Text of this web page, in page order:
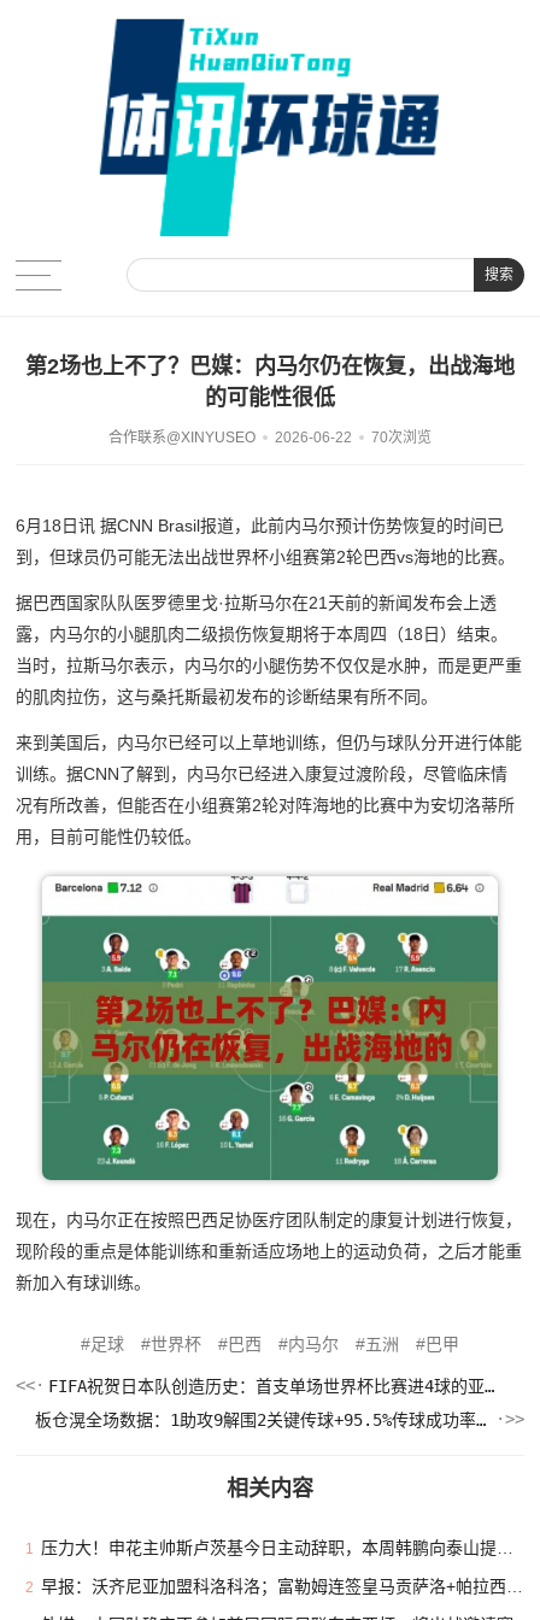
搜索
第2场也上不了？巴媒：内马尔仍在恢复，出战海地
的可能性很低
合作联系@XINYUSEO 2026-06-22 70次浏览
6月18日讯 据CNN Brasil报道，此前内马尔预计伤势恢复的时间已
到，但球员仍可能无法出战世界杯小组赛第2轮巴西vs海地的比赛。
据巴西国家队队医罗德里戈·拉斯马尔在21天前的新闻发布会上透
露，内马尔的小腿肌肉二级损伤恢复期将于本周四（18日）结束。
当时，拉斯马尔表示，内马尔的小腿伤势不仅仅是水肿，而是更严重
的肌肉拉伤，这与桑托斯最初发布的诊断结果有所不同。
来到美国后，内马尔已经可以上草地训练，但仍与球队分开进行体能
训练。据CNN了解到，内马尔已经进入康复过渡阶段，尽管临床情
况有所改善，但能否在小组赛第2轮对阵海地的比赛中为安切洛蒂所
用，目前可能性仍较低。
现在，内马尔正在按照巴西足协医疗团队制定的康复计划进行恢复，
现阶段的重点是体能训练和重新适应场地上的运动负荷，之后才能重
新加入有球训练。
足球 世界杯 巴西 内马尔 五洲 巴甲
FIFA祝贺日本队创造历史：首支单场世界杯比赛进4球的亚洲球队
板仓滉全场数据：1助攻9解围2关键传球+95.5%传球成功率，评分7.9
相关内容
1 压力大！申花主帅斯卢茨基今日主动辞职，本周韩鹏向泰山提出辞职
2 早报：沃齐尼亚加盟科洛科洛；富勒姆连签皇马贡萨洛+帕拉西奥斯